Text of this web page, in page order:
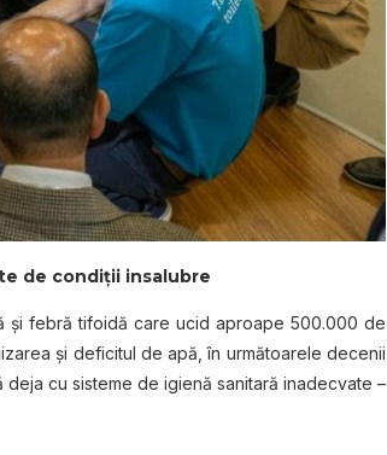
de condiții insalubre
şi febră tifoidă care ucid aproape 500.000 de
şi deficitul de apă, în următoarele decenii
cu sisteme de igienă sanitară inadecvate –